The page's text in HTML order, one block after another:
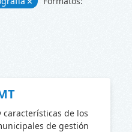
características de los
de gestión